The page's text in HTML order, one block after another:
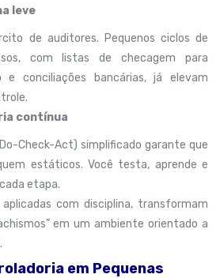
leve
de auditores. Pequenos ciclos de
com listas de checagem para
e conciliações bancárias, já elevam
contínua
Check-Act) simplificado garante que
estáticos. Você testa, aprende e
etapa.
aplicadas com disciplina, transformam
em um ambiente orientado a
em Pequenas